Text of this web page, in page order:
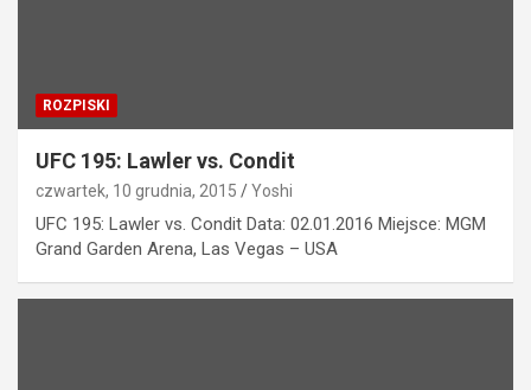
ROZPISKI
UFC 195: Lawler vs. Condit
czwartek, 10 grudnia, 2015 Yoshi
UFC 195: Lawler vs. Condit Data: 02.01.2016 Miejsce: MGM
Grand Garden Arena, Las Vegas – USA